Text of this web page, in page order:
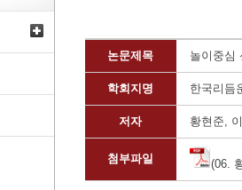
논문제목 놀이중심
학회지명 한국리듬
저자 황현준,
첨부파일 (06.